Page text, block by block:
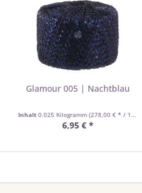
Glamour 005 | Nachtblau
Inhalt0.025 Kilogramm(278,00 € * / 1 Kilogramm)
6,95 € *